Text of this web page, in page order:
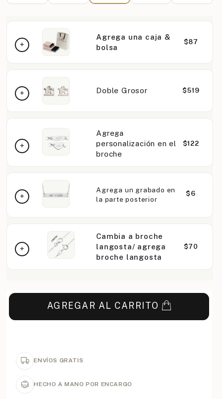
Agrega una caja &
bolsa
$87
Doble Grosor $519
Agrega
personalización en el
broche
$122
Agrega un grabado en
la parte posterior
$6
Cambia a broche
langosta/ agrega
broche langosta
$70
AGREGAR AL CARRITO
ENVÍOS GRATIS
HECHO A MANO POR ENCARGO